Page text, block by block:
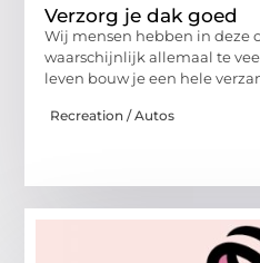
Verzorg je dak goed
Wij mensen hebben in deze
waarschijnlijk allemaal te
leven bouw je een hele
Recreation / Autos